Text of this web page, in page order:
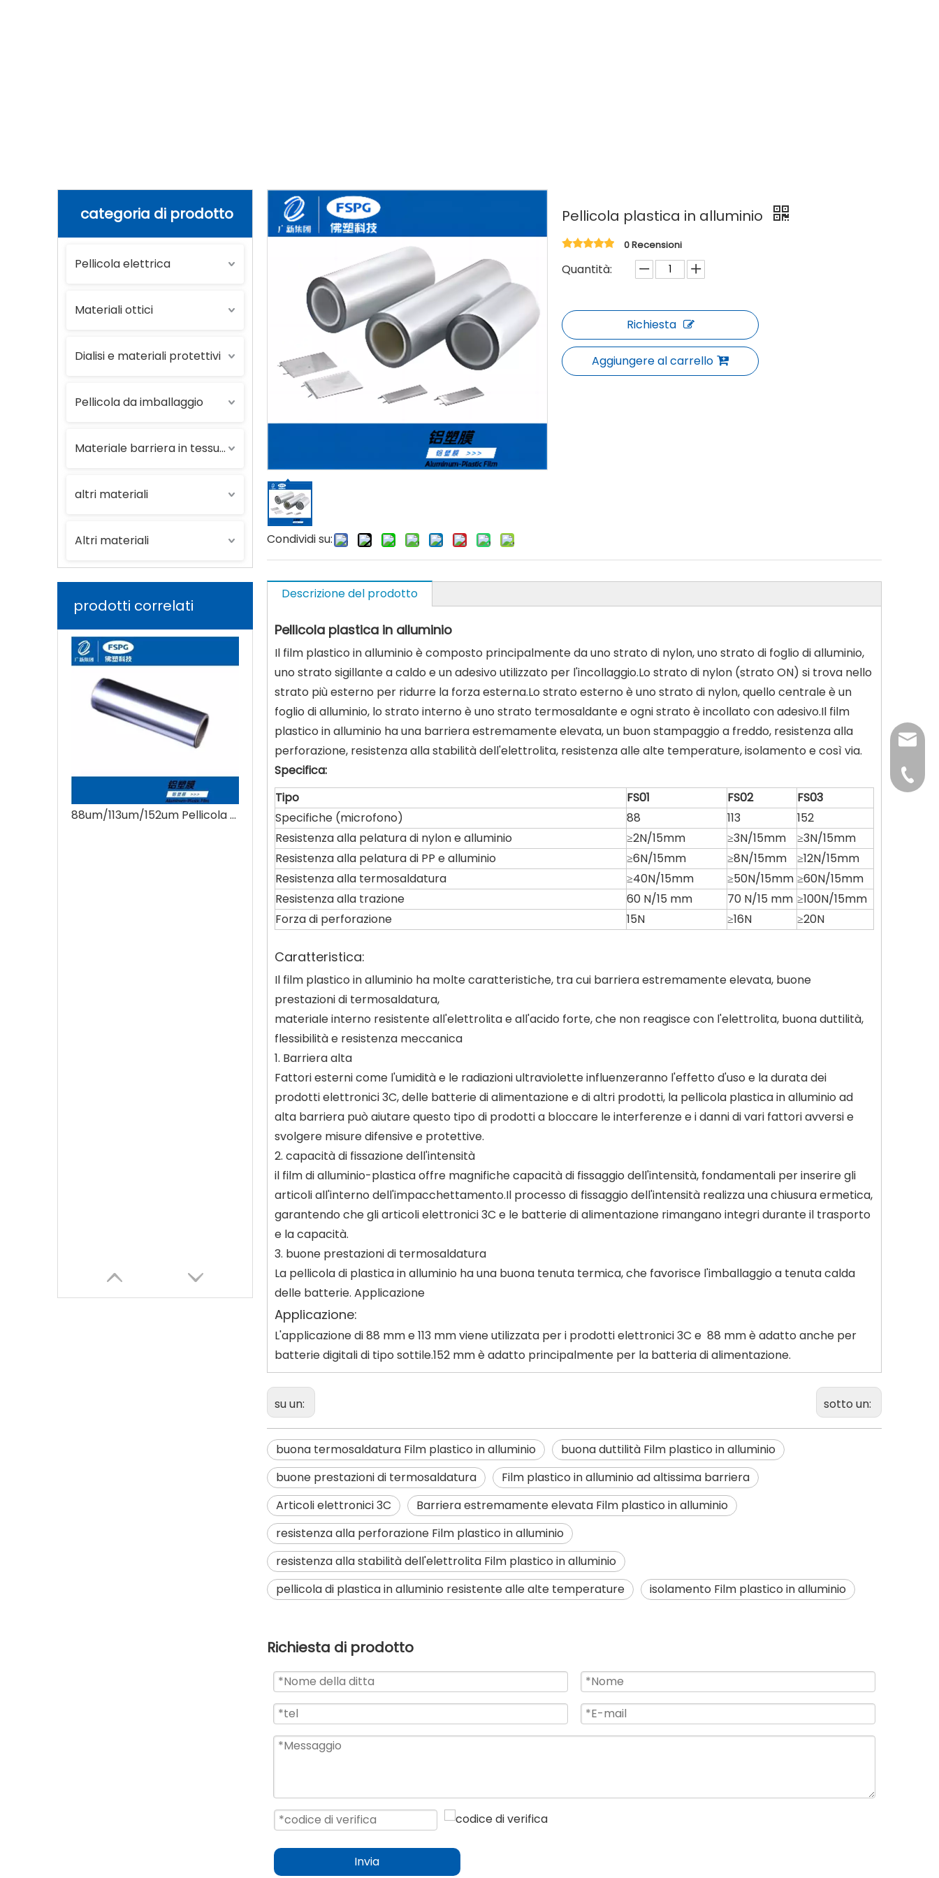
categoria di prodotto
Pellicola elettrica
Materiali ottici
Dialisi e materiali protettivi
Pellicola da imballaggio
Materiale barriera in tessuto plastico
altri materiali
Altri materiali
prodotti correlati
88um/113um/152um Pellicola di plastica di alluminio/imballaggio morbido della batteria
Condividi su:
Pellicola plastica in alluminio
0 Recensioni
Quantità:
Richiesta
Aggiungere al carrello
Descrizione del prodotto
Pellicola plastica in alluminio
Il film plastico in alluminio è composto principalmente da uno strato di nylon, uno strato di foglio di alluminio,
uno strato sigillante a caldo e un adesivo utilizzato per l'incollaggio.Lo strato di nylon (strato ON) si trova nello
strato più esterno per ridurre la forza esterna.Lo strato esterno è uno strato di nylon, quello centrale è un
foglio di alluminio, lo strato interno è uno strato termosaldante e ogni strato è incollato con adesivo.Il film
plastico in alluminio ha una barriera estremamente elevata, un buon stampaggio a freddo, resistenza alla
perforazione, resistenza alla stabilità dell'elettrolita, resistenza alle alte temperature, isolamento e così via.
Specifica:
Tipo
FS01 FS02
FS03
Specifiche (microfono)
88 113
152
Resistenza alla pelatura di nylon e alluminio
≥2N/15mm ≥3N/15mm
≥3N/15mm
Resistenza alla pelatura di PP e alluminio
≥6N/15mm ≥8N/15mm
≥12N/15mm
Resistenza alla termosaldatura
≥40N/15mm ≥50N/15mm ≥60N/15mm
Resistenza alla trazione
60 N/15 mm 70 N/15 mm ≥100N/15mm
Forza di perforazione
15N ≥16N ≥20N
Caratteristica:
Il film plastico in alluminio ha molte caratteristiche, tra cui barriera estremamente elevata, buone
prestazioni di termosaldatura,
materiale interno resistente all'elettrolita e all'acido forte, che non reagisce con l'elettrolita, buona duttilità,
flessibilità e resistenza meccanica
1. Barriera alta
Fattori esterni come l'umidità e le radiazioni ultraviolette influenzeranno l'effetto d'uso e la durata dei
prodotti elettronici 3C, delle batterie di alimentazione e di altri prodotti, la pellicola plastica in alluminio ad
alta barriera può aiutare questo tipo di prodotti a bloccare le interferenze e i danni di vari fattori avversi e
svolgere misure difensive e protettive.
2. capacità di fissazione dell'intensità
il film di alluminio-plastica offre magnifiche capacità di fissaggio dell'intensità, fondamentali per inserire gli
articoli all'interno dell'impacchettamento.Il processo di fissaggio dell'intensità realizza una chiusura ermetica,
garantendo che gli articoli elettronici 3C e le batterie di alimentazione rimangano integri durante il trasporto
e la capacità.
3. buone prestazioni di termosaldatura
La pellicola di plastica in alluminio ha una buona tenuta termica, che favorisce l'imballaggio a tenuta calda
delle batterie. Applicazione
Applicazione:
L'applicazione di 88 mm e 113 mm viene utilizzata per i prodotti elettronici 3C e 88 mm è adatto anche per
batterie digitali di tipo sottile.152 mm è adatto principalmente per la batteria di alimentazione.
su un: sotto un:
buona termosaldatura Film plastico in alluminio
buona duttilità Film plastico in alluminio
buone prestazioni di termosaldatura
Film plastico in alluminio ad altissima barriera
Articoli elettronici 3C
Barriera estremamente elevata Film plastico in alluminio
resistenza alla perforazione Film plastico in alluminio
resistenza alla stabilità dell'elettrolita Film plastico in alluminio
pellicola di plastica in alluminio resistente alle alte temperature
isolamento Film plastico in alluminio
Richiesta di prodotto
Invia
+86-